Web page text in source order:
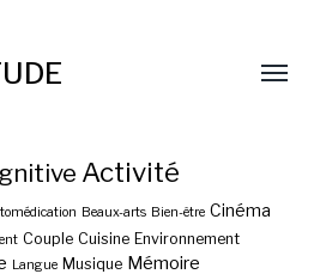
Activité
Beaux-arts Bien-être Cinéma
Couple Cuisine Environnement
Langue Musique Mémoire